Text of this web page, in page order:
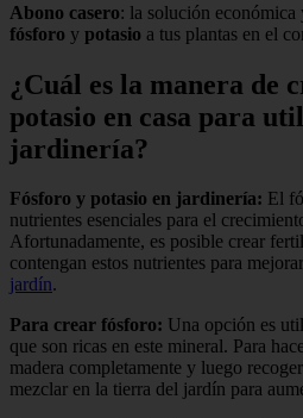
Abono casero: la solución económica
fósforo y potasio a tus plantas en el
¿Cuál es la manera de
potasio en casa para
jardinería?
Fósforo y potasio en jardinería: El
nutrientes esenciales para el
Afortunadamente, es posible crear
contengan estos nutrientes para
jardín.
Para crear fósforo: Una opción es
que son ricas en este mineral. Para
madera completamente y luego
mezclar en la tierra del jardín para